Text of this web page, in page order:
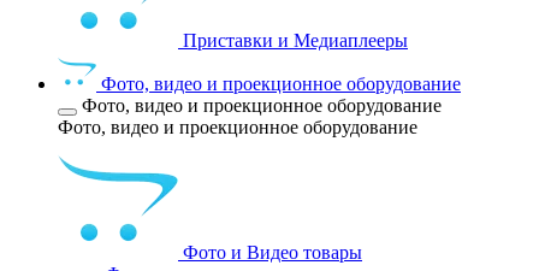
Приставки и Медиаплееры
Фото, видео и проекционное оборудование
Фото, видео и проекционное оборудование
Фото, видео и проекционное оборудование
Фото и Видео товары